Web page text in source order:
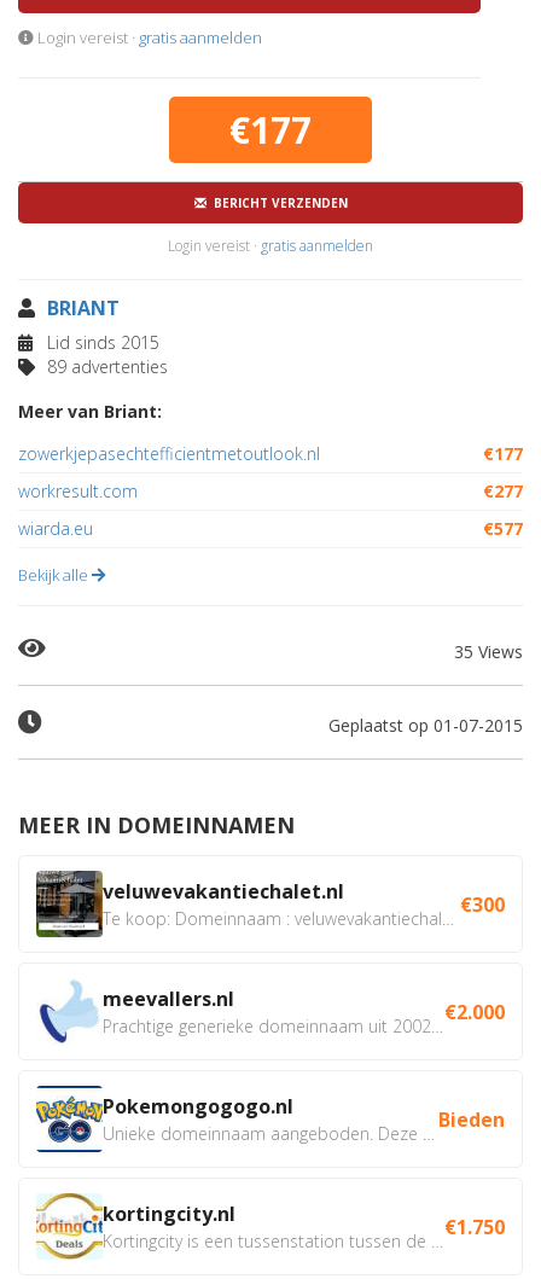
Login vereist · gratis aanmelden
€177
BERICHT VERZENDEN
Login vereist · gratis aanmelden
BRIANT
Lid sinds 2015
89 advertenties
Meer van Briant:
zowerkjepasechtefficientmetoutlook.nl
€177
workresult.com
€277
wiarda.eu
€577
Bekijk alle
35 Views
Geplaatst op 01-07-2015
MEER IN DOMEINNAMEN
veluwevakantiechalet.nl €300
meevallers.nl €2.000
Pokemongogogo.nl Bieden
kortingcity.nl €1.750